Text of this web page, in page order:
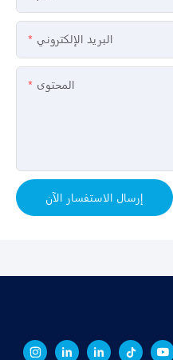
البريد الإلكتروني
المحتوى
إرسال الاستفسار الآن